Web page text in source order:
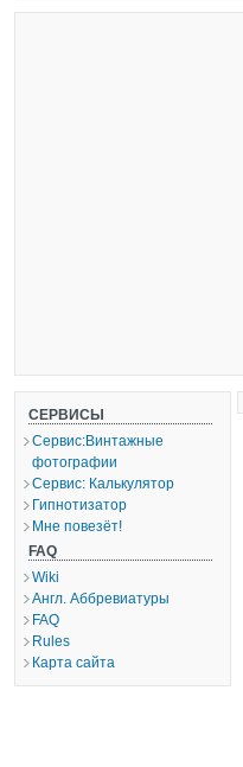
СЕРВИСЫ
Сервис:Винтажные
фотографии
Сервис: Калькулятор
Гипнотизатор
Мне повезёт!
FAQ
Wiki
Англ. Аббревиатуры
FAQ
Rules
Карта сайта